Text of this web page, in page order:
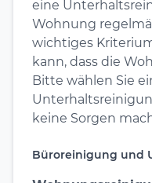
eine
Wohnung
wichtiges
kann, dass die
Bitte wählen Sie
keine Sorgen
Büroreinigung und